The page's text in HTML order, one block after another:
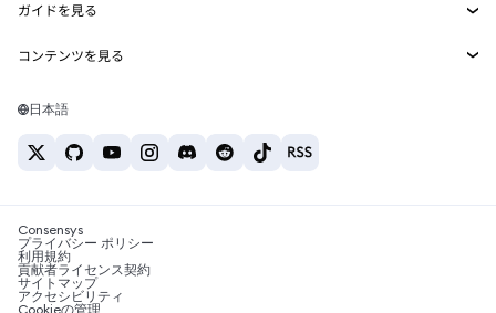
Snaps
Web3サービス
セキュリティ
サポート
キャリア
お問い合わせ
Solanaの価格
Tetherの価格
ETH→USD
USDT→INR
BTC→INR
ETH→USDT
ガイドを見る
ETHの購入
USDTの購入
SHIBの購入
BNBの購入
コンテンツを見る
Solanaウォレット
税制関連ニュース
暗号資産の購入方法は？
ビットコインを売るには？
日本語
Consensys
プライバシー ポリシー
利用規約
貢献者ライセンス契約
サイトマップ
アクセシビリティ
Cookieの管理